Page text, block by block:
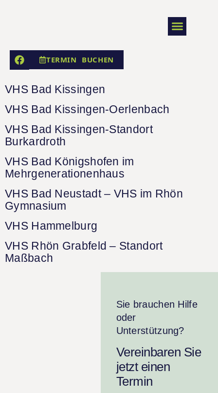
TERMIN BUCHEN
VHS Bad Kissingen
VHS Bad Kissingen-Oerlenbach
VHS Bad Kissingen-Standort
Burkardroth
VHS Bad Königshofen im
Mehrgenerationenhaus
VHS Bad Neustadt – VHS im Rhön
Gymnasium
VHS Hammelburg
VHS Rhön Grabfeld – Standort
Maßbach
Sie brauchen Hilfe
oder
Unterstützung?
Vereinbaren Sie
jetzt einen
Termin